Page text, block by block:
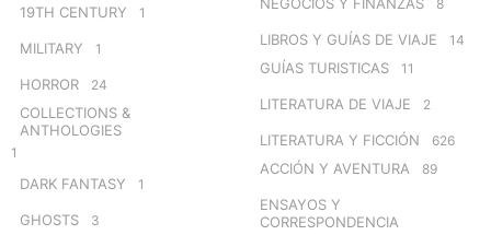
19TH CENTURY 1
MILITARY 1
HORROR 24
COLLECTIONS &
ANTHOLOGIES
1
DARK FANTASY 1
GHOSTS 3
NEGOCIOS Y FINANZAS 8
LIBROS Y GUÍAS DE VIAJE 14
GUÍAS TURISTICAS 11
LITERATURA DE VIAJE 2
LITERATURA Y FICCIÓN 626
ACCIÓN Y AVENTURA 89
ENSAYOS Y
CORRESPONDENCIA